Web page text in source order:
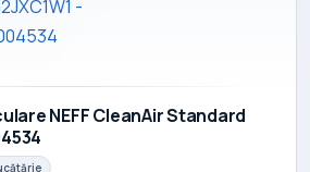
NEFF CleanAir Standard